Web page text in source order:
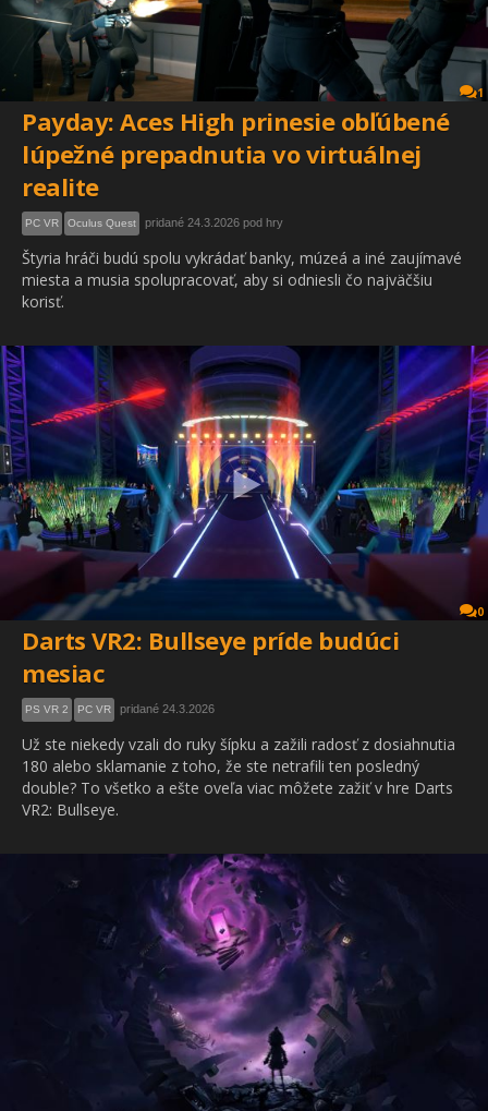
1
Payday: Aces High prinesie obľúbené
lúpežné prepadnutia vo virtuálnej
realite
PC VR Oculus Quest pridané 24.3.2026 pod hry
Štyria hráči budú spolu vykrádať banky, múzeá a iné zaujímavé
miesta a musia spolupracovať, aby si odniesli čo najväčšiu
korisť.
0
Darts VR2: Bullseye príde budúci
mesiac
PS VR 2 PC VR pridané 24.3.2026
Už ste niekedy vzali do ruky šípku a zažili radosť z dosiahnutia
180 alebo sklamanie z toho, že ste netrafili ten posledný
double? To všetko a ešte oveľa viac môžete zažiť v hre Darts
VR2: Bullseye.